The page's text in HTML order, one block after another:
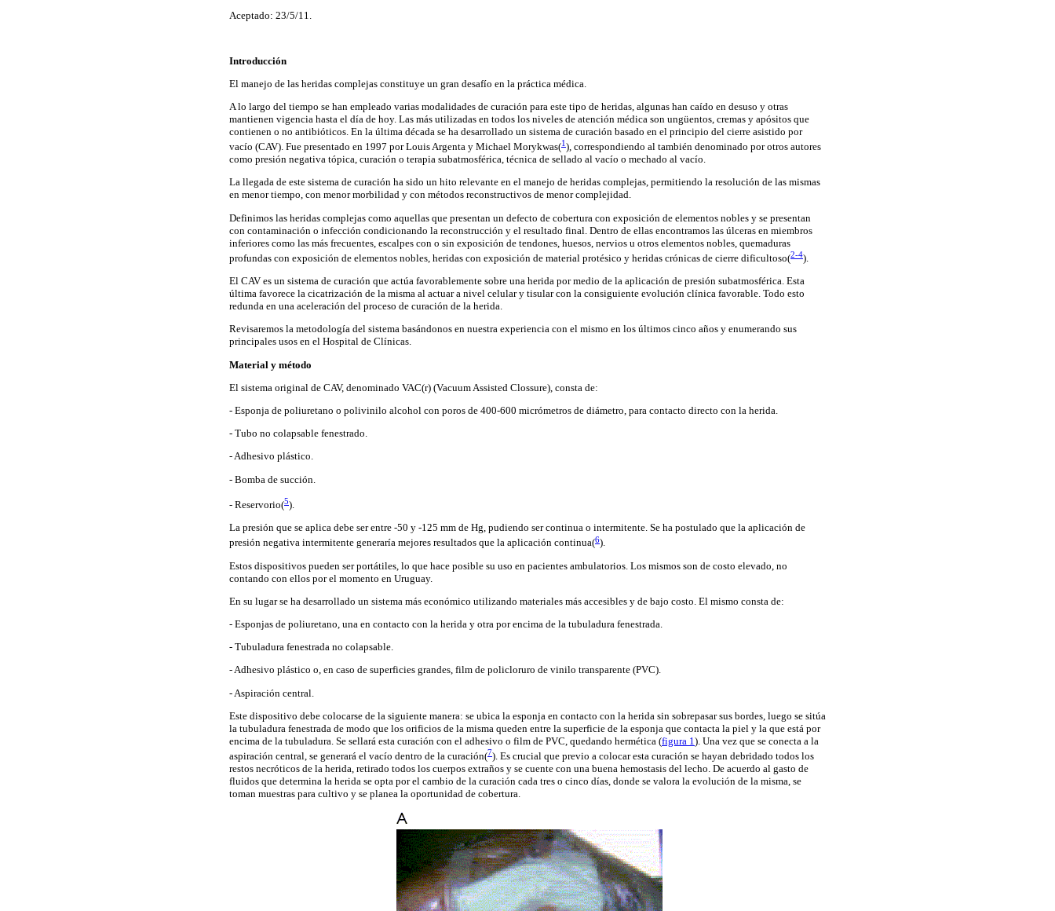
Aceptado: 23/5/11.
Introducción
El manejo de las heridas complejas constituye un gran desafío en la práctica médica.
A lo largo del tiempo se han empleado varias modalidades de curación para este tipo de heridas, algunas han caído en desuso y otras
mantienen vigencia hasta el día de hoy. Las más utilizadas en todos los niveles de atención médica son ungüentos, cremas y apósitos que
contienen o no antibióticos. En la última década se ha desarrollado un sistema de curación basado en el principio del cierre asistido por
vacío (CAV). Fue presentado en 1997 por Louis Argenta y Michael Morykwas(1), correspondiendo al también denominado por otros autores
como presión negativa tópica, curación o terapia subatmosférica, técnica de sellado al vacío o mechado al vacío.
La llegada de este sistema de curación ha sido un hito relevante en el manejo de heridas complejas, permitiendo la resolución de las mismas
en menor tiempo, con menor morbilidad y con métodos reconstructivos de menor complejidad.
Definimos las heridas complejas como aquellas que presentan un defecto de cobertura con exposición de elementos nobles y se presentan
con contaminación o infección condicionando la reconstrucción y el resultado final. Dentro de ellas encontramos las úlceras en miembros
inferiores como las más frecuentes, escalpes con o sin exposición de tendones, huesos, nervios u otros elementos nobles, quemaduras
profundas con exposición de elementos nobles, heridas con exposición de material protésico y heridas crónicas de cierre dificultoso(2-4).
El CAV es un sistema de curación que actúa favorablemente sobre una herida por medio de la aplicación de presión subatmosférica. Esta
última favorece la cicatrización de la misma al actuar a nivel celular y tisular con la consiguiente evolución clínica favorable. Todo esto
redunda en una aceleración del proceso de curación de la herida.
Revisaremos la metodología del sistema basándonos en nuestra experiencia con el mismo en los últimos cinco años y enumerando sus
principales usos en el Hospital de Clínicas.
Material y método
El sistema original de CAV, denominado VAC(r) (Vacuum Assisted Clossure), consta de:
- Esponja de poliuretano o polivinilo alcohol con poros de 400-600 micrómetros de diámetro, para contacto directo con la herida.
- Tubo no colapsable fenestrado.
- Adhesivo plástico.
- Bomba de succión.
- Reservorio(5).
La presión que se aplica debe ser entre -50 y -125 mm de Hg, pudiendo ser continua o intermitente. Se ha postulado que la aplicación de
presión negativa intermitente generaría mejores resultados que la aplicación continua(6).
Estos dispositivos pueden ser portátiles, lo que hace posible su uso en pacientes ambulatorios. Los mismos son de costo elevado, no
contando con ellos por el momento en Uruguay.
En su lugar se ha desarrollado un sistema más económico utilizando materiales más accesibles y de bajo costo. El mismo consta de:
- Esponjas de poliuretano, una en contacto con la herida y otra por encima de la tubuladura fenestrada.
- Tubuladura fenestrada no colapsable.
- Adhesivo plástico o, en caso de superficies grandes, film de policloruro de vinilo transparente (PVC).
- Aspiración central.
Este dispositivo debe colocarse de la siguiente manera: se ubica la esponja en contacto con la herida sin sobrepasar sus bordes, luego se sitúa
la tubuladura fenestrada de modo que los orificios de la misma queden entre la superficie de la esponja que contacta la piel y la que está por
encima de la tubuladura. Se sellará esta curación con el adhesivo o film de PVC, quedando hermética (figura 1 ). Una vez que se conecta a la
aspiración central, se generará el vacío dentro de la curación(7). Es crucial que previo a colocar esta curación se hayan debridado todos los
restos necróticos de la herida, retirado todos los cuerpos extraños y se cuente con una buena hemostasis del lecho. De acuerdo al gasto de
fluidos que determina la herida se opta por el cambio de la curación cada tres o cinco días, donde se valora la evolución de la misma, se
toman muestras para cultivo y se planea la oportunidad de cobertura.